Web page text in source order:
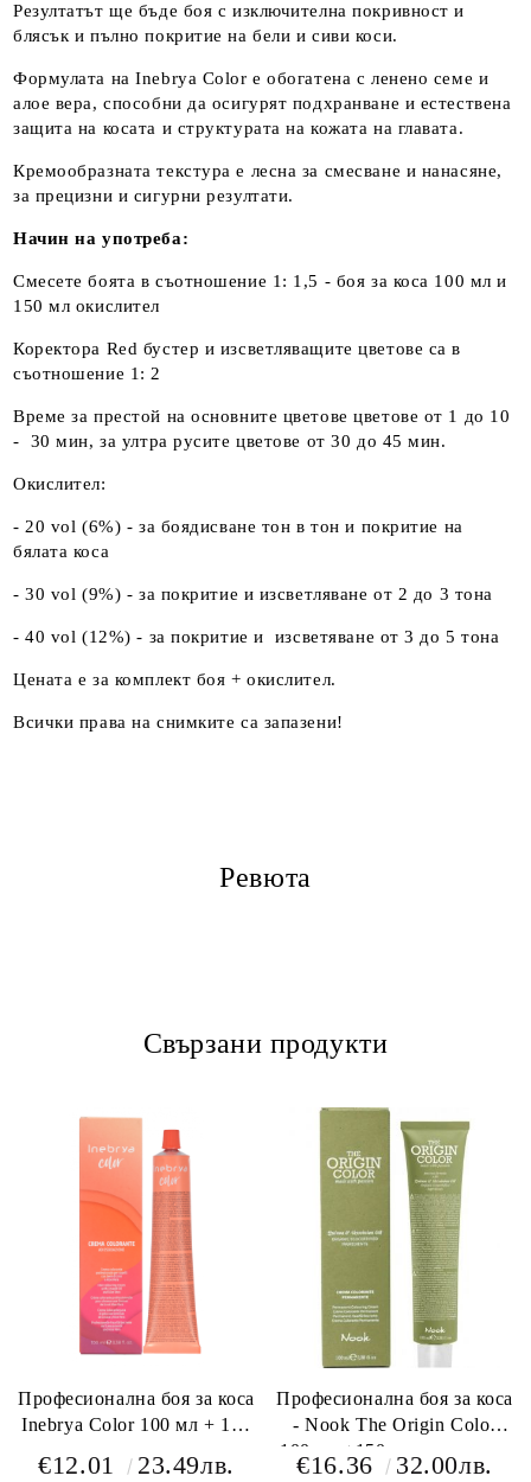
Резултатът ще бъде боя с изключителна покривност и
блясък и пълно покритие на бели и сиви коси.
Формулата на Inebrya Color е обогатена с ленено семе и
алое вера, способни да осигурят подхранване и естествена
защита на косата и структурата на кожата на главата.
Кремообразната текстура е лесна за смесване и нанасяне,
за прецизни и сигурни резултати.
Начин на употреба:
Смесете боята в съотношение 1: 1,5 - боя за коса 100 мл и
150 мл окислител
Коректора Red бустер и изсветляващите цветове са в
съотношение 1: 2
Време за престой на основните цветове цветове от 1 до 10
- 30 мин, за ултра русите цветове от 30 до 45 мин.
Окислител:
- 20 vol (6%) - за боядисване тон в тон и покритие на
бялата коса
- 30 vol (9%) - за покритие и изсветляване от 2 до 3 тона
- 40 vol (12%) - за покритие и изсветяване от 3 до 5 тона
Цената е за комплект боя + окислител.
Всички права на снимките са запазени!
Ревюта
Свързани продукти
Професионална боя за коса
Inebrya Color 100 мл + 150
€12.01 23.49лв.
Професионална боя за коса
- Nook The Origin Color
100 мл +150 мл окислител
€16.36 32.00лв.